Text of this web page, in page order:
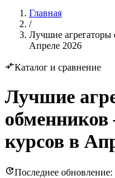
Главная
/
Лучшие
Апреле 2026
Каталог и сравнение
Лучшие
курсов в
Последнее обновление: